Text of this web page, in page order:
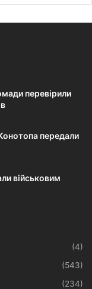
перевірили
передали
військовим
(4)
(543)
(234)